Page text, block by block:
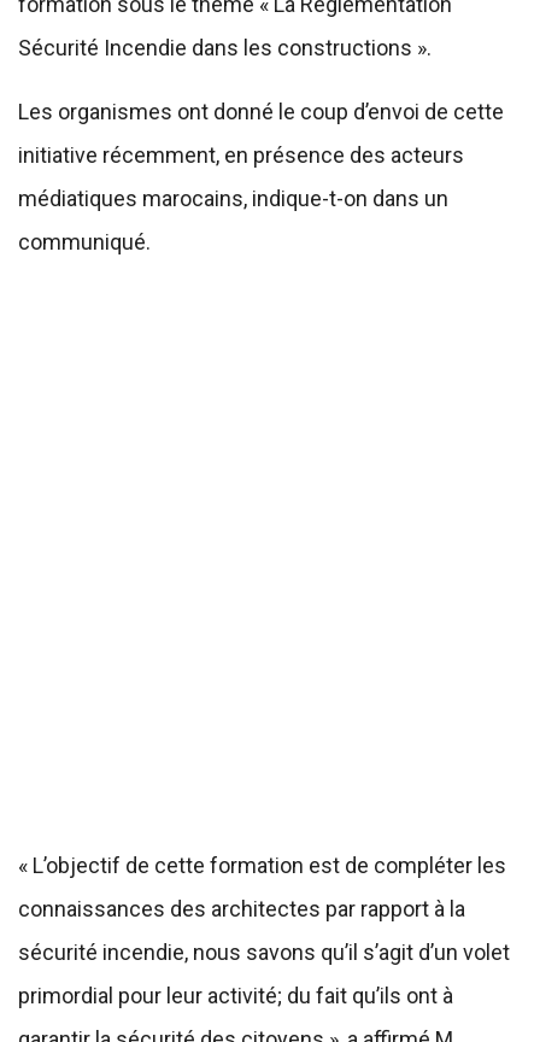
Sécurité Incendie dans les constructions ».
Les organismes ont donné le coup d’envoi de cette
initiative récemment, en présence des acteurs
médiatiques marocains, indique-t-on dans un
communiqué.
« L’objectif de cette formation est de compléter les
connaissances des architectes par rapport à la
sécurité incendie, nous savons qu’il s’agit d’un volet
primordial pour leur activité; du fait qu’ils ont à